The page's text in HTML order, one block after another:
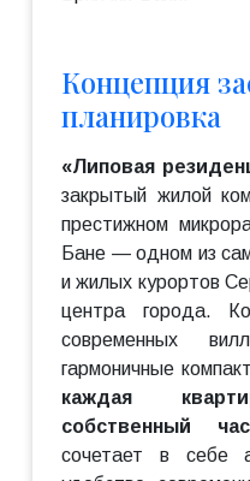
Концепция
планировка
«Липовая
закрытый жилой
престижном
Бане — одном из
и жилых курортов
центра города.
современных
гармоничные
каждая
собственный
сочетает в себе